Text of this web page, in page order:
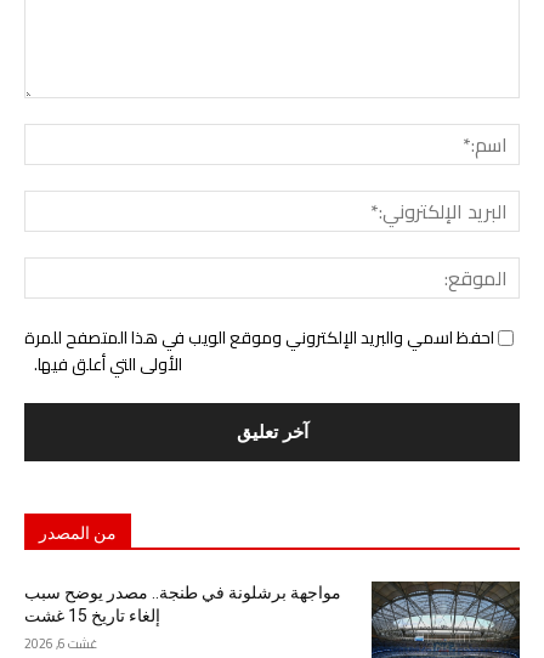
احفظ اسمي والبريد الإلكتروني وموقع الويب في هذا المتصفح للمرة
الأولى التي أعلق فيها.
من المصدر
مواجهة برشلونة في طنجة.. مصدر يوضح سبب
إلغاء تاريخ 15 غشت
غشت 6, 2026